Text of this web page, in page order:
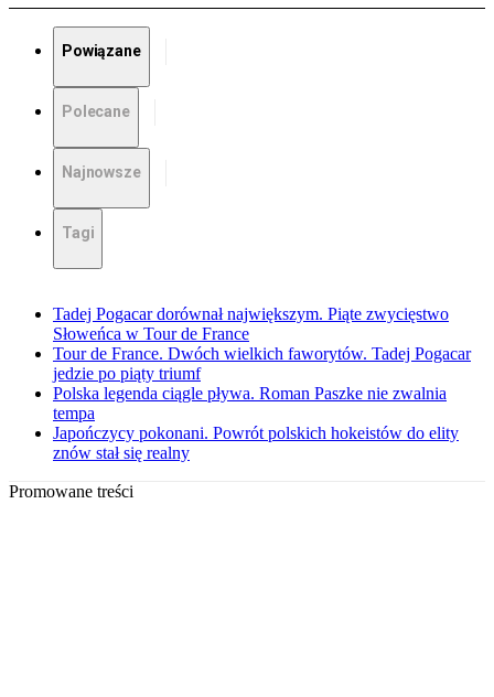
Powiązane
Polecane
Najnowsze
Tagi
Tadej Pogacar dorównał największym. Piąte zwycięstwo
Słoweńca w Tour de France
Tour de France. Dwóch wielkich faworytów. Tadej Pogacar
jedzie po piąty triumf
Polska legenda ciągle pływa. Roman Paszke nie zwalnia
tempa
Japończycy pokonani. Powrót polskich hokeistów do elity
znów stał się realny
Promowane treści